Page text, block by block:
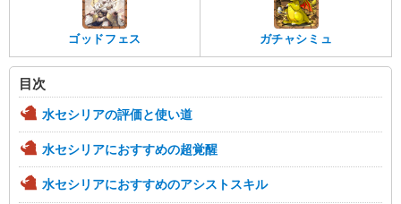
ゴッドフェス ガチャシミュ
目次
水セシリアの評価と使い道
水セシリアにおすすめの超覚醒
水セシリアにおすすめのアシストスキル